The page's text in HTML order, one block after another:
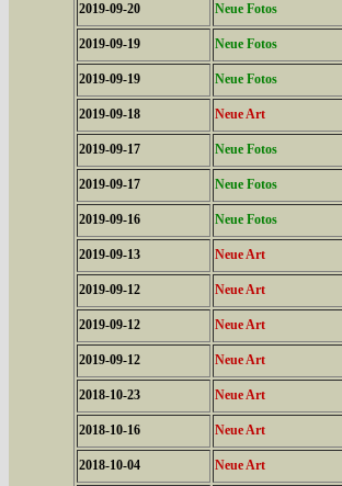
2019-09-20 Neue Fotos
2019-09-19 Neue Fotos
2019-09-19 Neue Fotos
2019-09-18 Neue Art
2019-09-17 Neue Fotos
2019-09-17 Neue Fotos
2019-09-16 Neue Fotos
2019-09-13 Neue Art
2019-09-12 Neue Art
2019-09-12 Neue Art
2019-09-12 Neue Art
2018-10-23 Neue Art
2018-10-16 Neue Art
2018-10-04 Neue Art